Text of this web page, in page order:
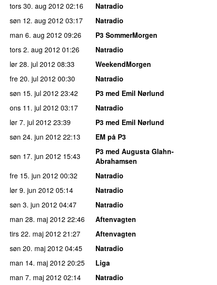
tors 30. aug 2012 02:16
Natradio
søn 12. aug 2012 03:17
Natradio
man 6. aug 2012 09:26
P3 SommerMorgen
tors 2. aug 2012 01:26
Natradio
lør 28. jul 2012 08:33
WeekendMorgen
fre 20. jul 2012 00:30
Natradio
søn 15. jul 2012 23:42
P3 med Emil Nørlund
ons 11. jul 2012 03:17
Natradio
lør 7. jul 2012 23:39
P3 med Emil Nørlund
søn 24. jun 2012 22:13
EM på P3
søn 17. jun 2012 15:43
P3 med Augusta Glahn-
Abrahamsen
fre 15. jun 2012 00:32
Natradio
lør 9. jun 2012 05:14
Natradio
søn 3. jun 2012 04:47
Natradio
man 28. maj 2012 22:46
Aftenvagten
tirs 22. maj 2012 21:27
Aftenvagten
søn 20. maj 2012 04:45
Natradio
man 14. maj 2012 20:25
Liga
man 7. maj 2012 02:14 Natradio